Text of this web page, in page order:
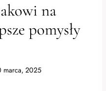
na
pomysły
marca, 2025